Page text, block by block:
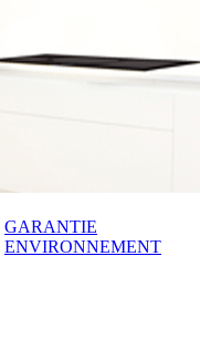
GARANTIE
ENVIRONNEMENT